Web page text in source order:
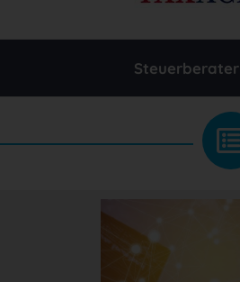
Steuerberater